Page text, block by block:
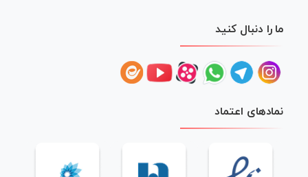
ما را دنبال کنید
نمادهای اعتماد